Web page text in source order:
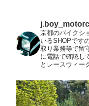
京都のバイクシ
いるSHOPです
取り業務等で留
に電話で確認し
とレースウィー